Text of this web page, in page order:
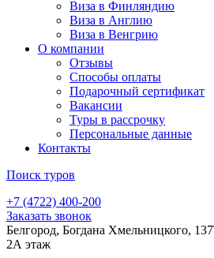
Виза в Финляндию
Виза в Англию
Виза в Венгрию
О компании
Отзывы
Способы оплаты
Подарочный сертификат
Вакансии
Туры в рассрочку
Персональные данные
Контакты
Поиск туров
+7 (4722) 400-200
Заказать звонок
Белгород, Богдана Хмельницкого,
2А этаж